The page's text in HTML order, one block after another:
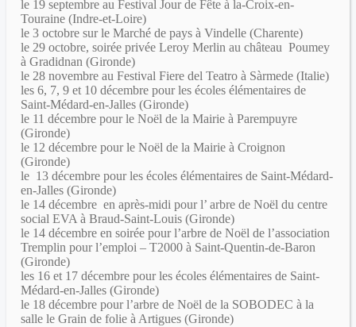
le 19 septembre au Festival Jour de Fête à la-Croix-en-
Touraine (Indre-et-Loire)
le 3 octobre sur le Marché de pays à Vindelle (Charente)
le 29 octobre, soirée privée Leroy Merlin au château Poumey
à Gradidnan (Gironde)
le 28 novembre au Festival Fiere del Teatro à Sàrmede (Italie)
les 6, 7, 9 et 10 décembre pour les écoles élémentaires de
Saint-Médard-en-Jalles (Gironde)
le 11 décembre pour le Noël de la Mairie à Parempuyre
(Gironde)
le 12 décembre pour le Noël de la Mairie à Croignon
(Gironde)
le 13 décembre pour les écoles élémentaires de Saint-Médard-
en-Jalles (Gironde)
le 14 décembre en après-midi pour l’ arbre de Noël du centre
social EVA à Braud-Saint-Louis (Gironde)
le 14 décembre en soirée pour l’arbre de Noël de l’association
Tremplin pour l’emploi – T2000 à Saint-Quentin-de-Baron
(Gironde)
les 16 et 17 décembre pour les écoles élémentaires de Saint-
Médard-en-Jalles (Gironde)
le 18 décembre pour l’arbre de Noël de la SOBODEC à la
salle le Grain de folie à Artigues (Gironde)